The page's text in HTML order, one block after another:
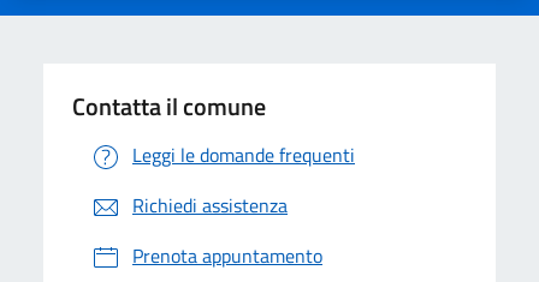
Contatta il comune
Leggi le domande frequenti
Richiedi assistenza
Prenota appuntamento